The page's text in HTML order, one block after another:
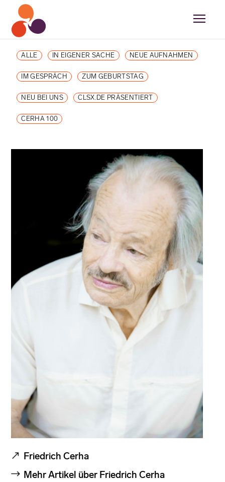
ALLE IN EIGENER SACHE NEUE AUFNAHMEN
IM GESPRÄCH ZUM GEBURTSTAG
NEU BEI UNS CLSX.DE PRÄSENTIERT
CERHA 100
Friedrich Cerha
Mehr Artikel über Friedrich Cerha